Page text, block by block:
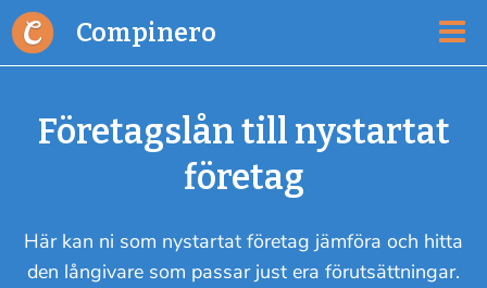
Compinero
Företagslån till nystartat
företag
Här kan ni som nystartat företag jämföra och hitta
den långivare som passar just era förutsättningar.